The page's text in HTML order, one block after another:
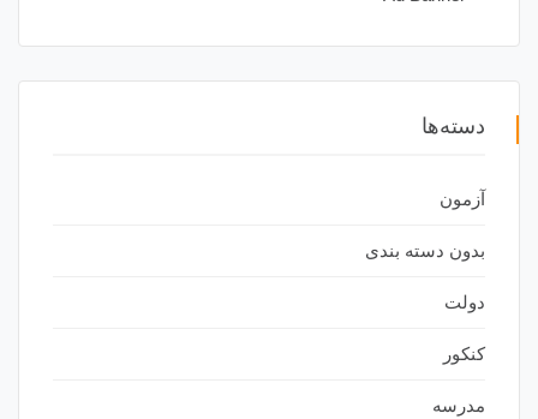
دسته‌ها
آزمون
بدون دسته بندی
دولت
کنکور
مدرسه